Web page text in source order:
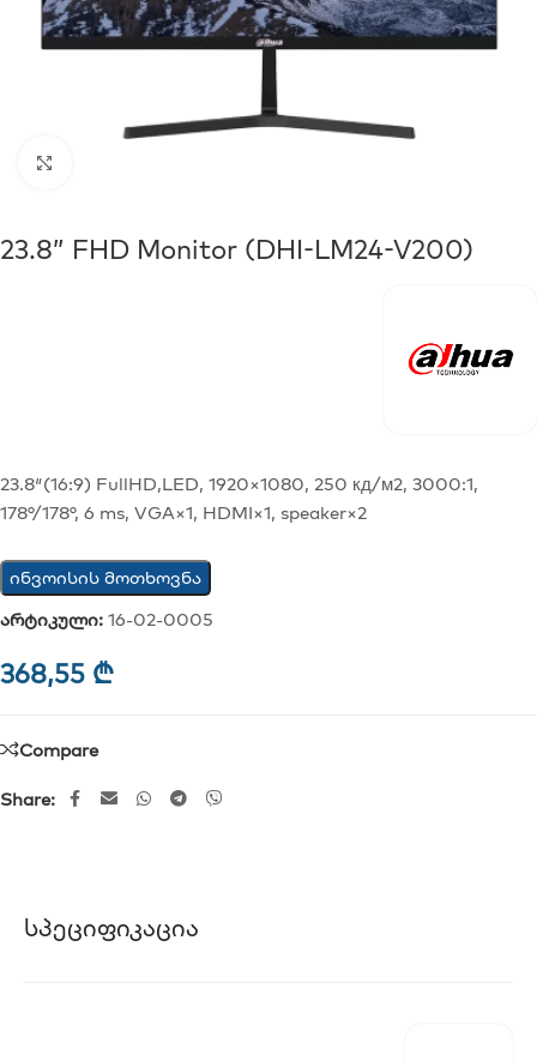
23.8” FHD Monitor (DHI-LM24-V200)
23.8″(16:9) FullHD,LED, 1920×1080, 250 кд/м2, 3000:1,
178°/178°, 6 ms, VGA×1, HDMI×1, speaker×2
ინვოისის მოთხოვნა
არტიკული: 16-02-0005
368,55 ₾
Compare
Share:
Სპეციფიკაცია